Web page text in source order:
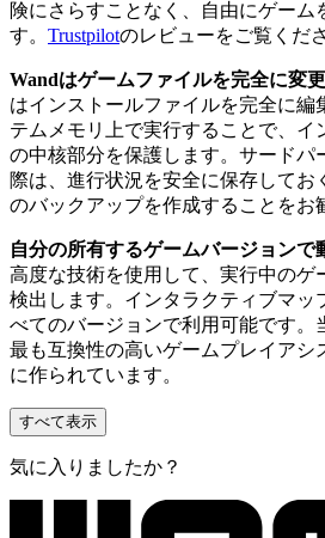
険にさらすことなく、自由にゲーム
す。 Trustpilotのレビューをご覧くださ
Wandはゲームファイルを完全に変
はインストールファイルを完全に編
テムメモリ上で実行することで、イ
の中核部分を保護します。サードパ
際は、進行状況を安全に保存してお
のバックアップを作成することをお
自分の所有するゲームバージョンで
高度な技術を使用して、実行中のゲ
検出します。インタラクティブマッ
べてのバージョンで利用可能です。
最も互換性の高いゲームプレイアシ
に作られています。
すべて表示
気に入りましたか？